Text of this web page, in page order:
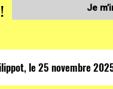
Je
le 25 novembre